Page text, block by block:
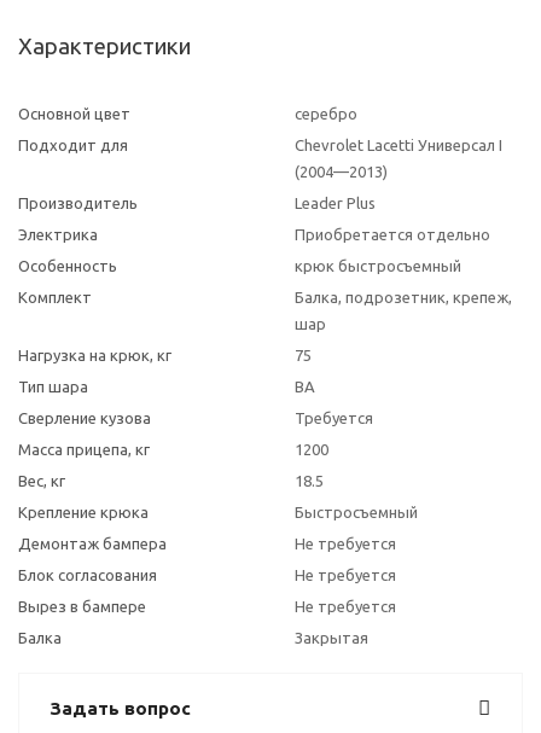
Характеристики
Основной цвет
серебро
Подходит для
Chevrolet Lacetti Универсал I
(2004—2013)
Производитель
Leader Plus
Электрика
Приобретается отдельно
Особенность
крюк быстросъемный
Комплект
Балка, подрозетник, крепеж,
шар
Нагрузка на крюк, кг
75
Тип шара
BA
Сверление кузова
Требуется
Масса прицепа, кг
1200
Вес, кг
18.5
Крепление крюка
Быстросъемный
Демонтаж бампера
Не требуется
Блок согласования
Не требуется
Вырез в бампере
Не требуется
Балка
Закрытая
Задать вопрос